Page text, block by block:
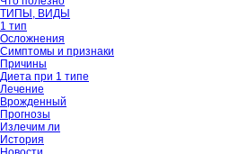
ТИПЫ, ВИДЫ
1 тип
Осложнения
Симптомы и признаки
Причины
Диета при 1 типе
Лечение
Врожденный
Прогнозы
Излечим ли
История